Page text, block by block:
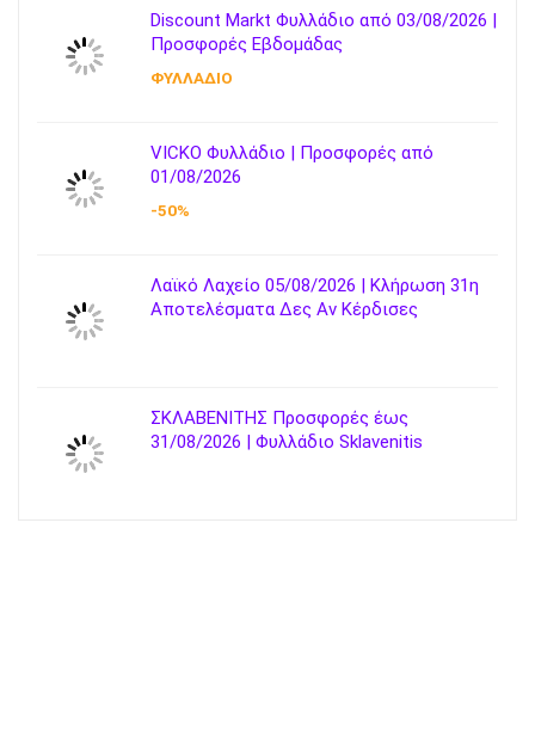
Discount Markt Φυλλάδιο από 03/08/2026 |
Προσφορές Εβδομάδας
ΦΥΛΛΑΔΙΟ
VICKO Φυλλάδιο | Προσφορές από
01/08/2026
-50%
Λαϊκό Λαχείο 05/08/2026 | Κλήρωση 31η
Αποτελέσματα Δες Αν Κέρδισες
ΣΚΛΑΒΕΝΙΤΗΣ Προσφορές έως
31/08/2026 | Φυλλάδιο Sklavenitis